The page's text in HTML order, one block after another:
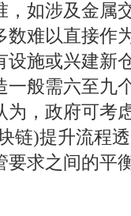
，如涉及金属
数难以直接作
设施或兴建新
一般需六至九
为，政府可考
链)提升流程
要求之间的平